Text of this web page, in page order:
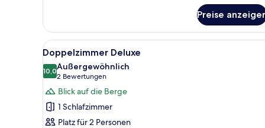
Deluxe
Bellavista
Preise
Alle
Fotos
für
Doppelzimmer
Deluxe
anzeigen
Ein ordentlich eingerichtetes
9
Doppelzimmer Deluxe
10,010,0 von 10
Außergewöhnlich
2 Bewertungen
(2
Bewertungen)
Blick auf die Berge
1 Schlafzimmer
Platz für 2 Personen